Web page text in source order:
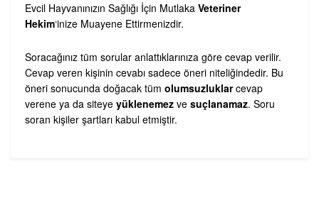
Evcil Hayvanınızın Sağlığı İçin Mutlaka Veteriner
Hekim‘inize Muayene Ettirmenizdir.
Soracağınız tüm sorular anlattıklarınıza göre cevap verilir.
Cevap veren kişinin cevabı sadece öneri niteliğindedir. Bu
öneri sonucunda doğacak tüm olumsuzluklarcevap
verene ya da siteye yüklenemez ve suçlanamaz. Soru
soran kişiler şartları kabul etmiştir.